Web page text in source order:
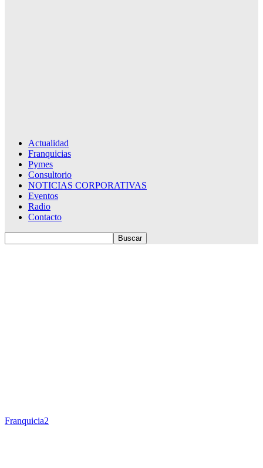
Actualidad
Franquicias
Pymes
Consultorio
NOTICIAS CORPORATIVAS
Eventos
Radio
Contacto
Franquicia2